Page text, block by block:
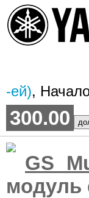
-ей),
300.00
GS
модуль